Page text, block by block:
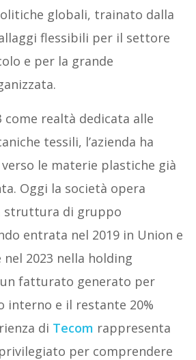
globali, trainato dalla
flessibili per il settore
e per la grande
come realtà dedicata alle
tessili, l’azienda ha
le materie plastiche già
Oggi la società opera
struttura di gruppo
entrata nel 2019 in Union e
nel 2023 nella holding
fatturato generato per
interno e il restante 20%
di Tecom rappresenta
per comprendere